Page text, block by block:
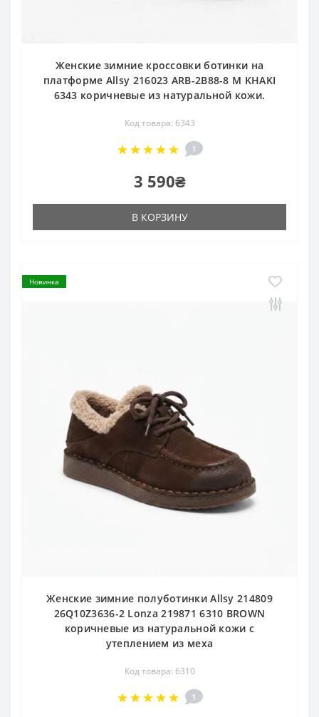
Женские зимние кроссовки ботинки на
платформе Allsy 216023 ARB-2B88-8 M KHAKI
6343 коричневые из натуральной кожи.
Код товара: 6343
1
3 590₴
В КОРЗИНУ
Новинка
Женские зимние полуботинки Allsy 214809
26Q10Z3636-2 Lonza 219871 6310 BROWN
коричневые из натуральной кожи с
утеплением из меха
Код товара: 6310
1